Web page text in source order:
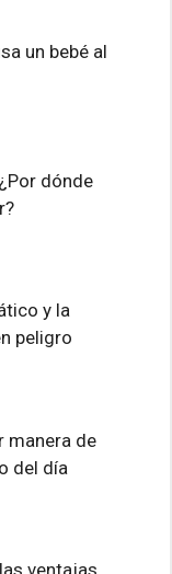
un bebé al
dónde
y la
peligro
manera de
del día